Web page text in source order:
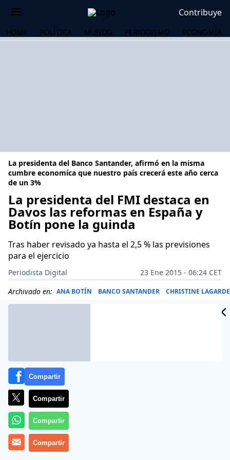
Contribuye
HOME POLÍTICA MUNDO PERIODISMO ECONOMÍA
La presidenta del Banco Santander, afirmó en la misma
cumbre economíca que nuestro país crecerá este año cerca
de un 3%
La presidenta del FMI destaca en
Davos las reformas en España y
Botín pone la guinda
Tras haber revisado ya hasta el 2,5 % las previsiones
para el ejercicio
Periodista Digital
23 Ene 2015 - 06:24 CET
Archivado en: ANA BOTÍN BANCO SANTANDER CHRISTINE LAGARDE
La presidenta del Banco Santander, Ana Botín, dijo este
Compartir
Compartir
Compartir
Compartir